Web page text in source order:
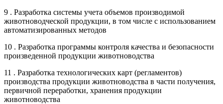
9 . Разработка системы учета объемов производимой
животноводческой продукции, в том числе с использованием
автоматизированных методов
10 . Разработка программы контроля качества и безопасности
произведенной продукции животноводства
11 . Разработка технологических карт (регламентов)
производства продукции животноводства в части получения,
первичной переработки, хранения продукции
животноводства